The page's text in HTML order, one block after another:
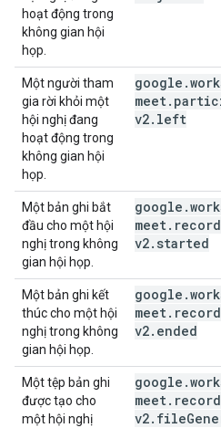
hoạt động trong
không gian hội
họp.
Một người tham
gia rời khỏi một
hội nghị đang
hoạt động trong
không gian hội
họp.
google .
meet.
v2. left
Một bản ghi bắt
đầu cho một hội
nghị trong không
gian hội họp.
google .
meet.
v2. started
Một bản ghi kết
thúc cho một hội
nghị trong không
gian hội họp.
google .
meet.
v2. ended
Một tệp bản ghi
được tạo cho
một hội nghị
google .
meet.
v2. file